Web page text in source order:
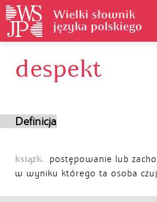
Historia
despekt
Definicja
książk.
postępowanie lub
w wyniku którego ta osoba